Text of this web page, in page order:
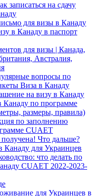
записаться на сдачу
для визы в Канаду
в Канаду в паспорт
для визы | Канада,
Австралия,
вопросы по
Виза в Канаду
на визу в Канаду
Канаду по программе
размеры, правила)
по заполнению
CUAET
Что дальше?
Канаду для Украинцев
что делать по
CUAET 2022-2023-
для Украинцев в